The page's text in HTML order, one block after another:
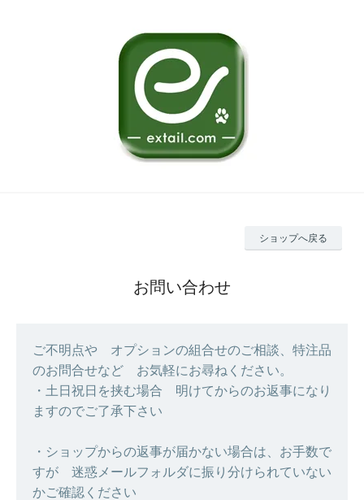
ショップへ戻る
お問い合わせ
ご不明点や オプションの組合せのご相談、特注品
のお問合せなど お気軽にお尋ねください。
・土日祝日を挟む場合 明けてからのお返事になり
ますのでご了承下さい
・ショップからの返事が届かない場合は、お手数で
すが 迷惑メールフォルダに振り分けられていない
かご確認ください